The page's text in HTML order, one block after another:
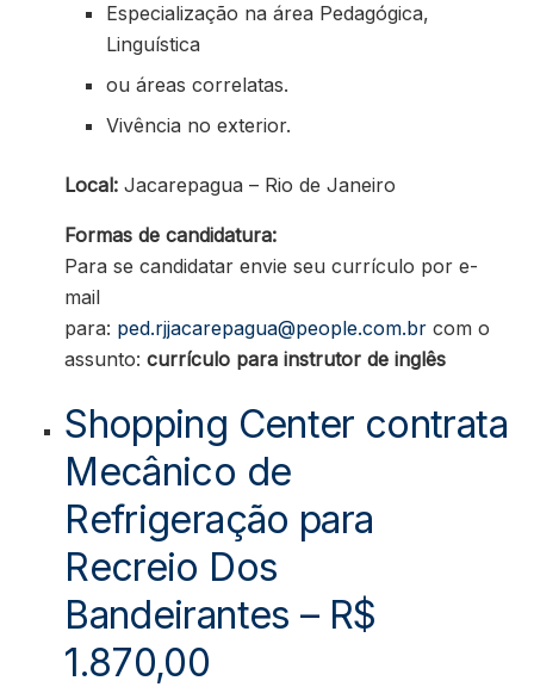
Especialização na área Pedagógica,
Linguística
ou áreas correlatas.
Vivência no exterior.
Local:Jacarepagua – Rio de Janeiro
Formas de candidatura:
Para se candidatar envie seu currículo por e-
mail
para: ped.rjjacarepagua@people.com.br com o
assunto:currículo para instrutor de inglês
Shopping Center contrata
Mecânico de
Refrigeração para
Recreio Dos
Bandeirantes – R$
1.870,00